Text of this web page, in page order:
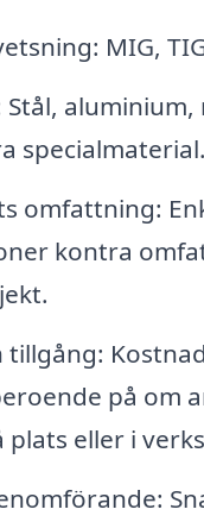
MIG,
Stål,
specialmaterial.
omfattning:
kontra
tillgång:
på om
plats eller i